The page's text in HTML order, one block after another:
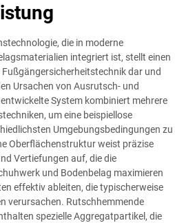
die in moderne
integriert ist, stellt einen
dar und
Ursachen von Ausrutsch- und
System kombiniert mehrere
um eine beispiellose
Umgebungsbedingungen zu
Oberflächenstruktur weist präzise
Vertiefungen auf, die die
und Bodenbelag maximieren
effektiv ableiten, die typischerweise
verursachen. Rutschhemmende
spezielle Aggregatpartikel, die